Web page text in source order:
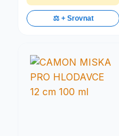
⚖️ + Srovnat